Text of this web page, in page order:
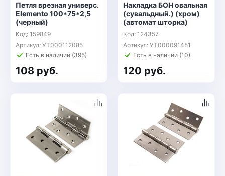
Петля врезная универс.
Elemento 100*75*2,5
(черный)
Код: 159849
Артикул: УТ000112085
Есть в наличии (395)
108 руб.
Накладка БОН овальная
(сувальдный.) (хром)
(автомат шторка)
Код: 124357
Артикул: УТ000091451
Есть в наличии (10)
120 руб.